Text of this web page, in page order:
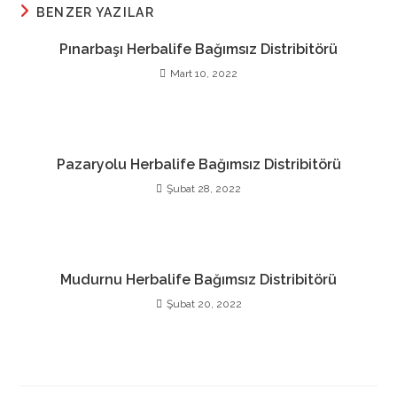
BENZER YAZILAR
Pınarbaşı Herbalife Bağımsız Distribitörü
Mart 10, 2022
Pazaryolu Herbalife Bağımsız Distribitörü
Şubat 28, 2022
Mudurnu Herbalife Bağımsız Distribitörü
Şubat 20, 2022